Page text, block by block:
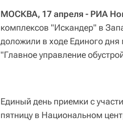
МОСКВА, 17 апреля - РИА
комплексов "Искандер" в
доложили в ходе Единого
"Главное управление
Единый день приемки с
пятницу в Национальном